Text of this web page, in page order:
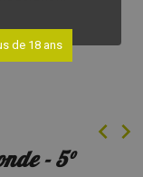
de 18 ans
- 5°
chevron_left chevron_right